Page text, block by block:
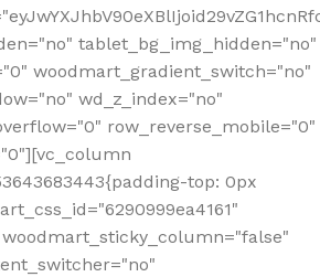
tablet_bg_img_hidden="no"
woodmart_gradient_switch="no"
wd_z_index="no"
row_reverse_mobile="0"
top: 0px